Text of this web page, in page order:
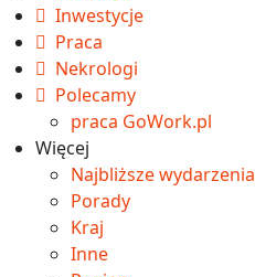
Inwestycje
Praca
Nekrologi
Polecamy
praca GoWork.pl
Więcej
Najbliższe wydarzenia
Porady
Kraj
Inne